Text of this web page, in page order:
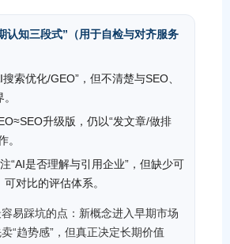
认知三段式”（用于自检与对齐服务
索优化/GEO”，但不清楚与SEO、
升级版，仍以“发文章/做排
。
“AI是否理解与引用企业”，但缺少可
对比的评估体系。
易踩坑的点：新概念进入早期市场
“趋势感”，但真正决定长期价值